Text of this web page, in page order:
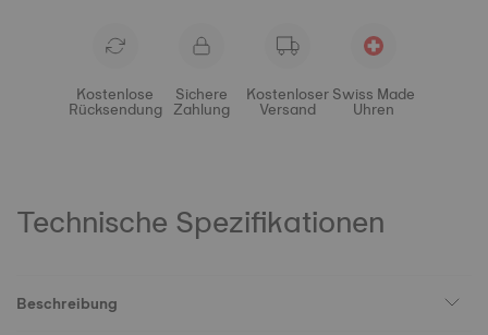
Kostenlose
Rücksendung
Sichere
Zahlung
Kostenloser
Versand
Swiss Made
Uhren
Technische Spezifikationen
Beschreibung